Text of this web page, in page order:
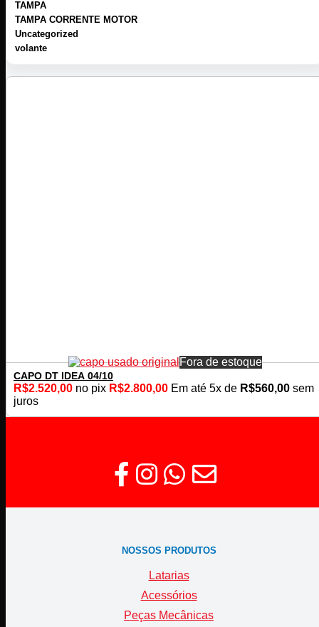
TAMPA
TAMPA CORRENTE MOTOR
Uncategorized
volante
Fora de estoque
CAPO DT IDEA 04/10
R$2.520,00 no pix R$2.800,00 Em até 5x de R$560,00 sem
juros
NOSSOS PRODUTOS
Latarias
Acessórios
Peças Mecânicas